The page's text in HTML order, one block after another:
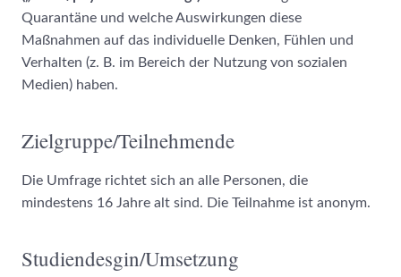
Quarantäne und welche Auswirkungen diese
Maßnahmen auf das individuelle Denken, Fühlen und
Verhalten (z. B. im Bereich der Nutzung von sozialen
Medien) haben.
Zielgruppe/Teilnehmende
Die Umfrage richtet sich an alle Personen, die
mindestens 16 Jahre alt sind. Die Teilnahme ist anonym.
Studiendesgin/Umsetzung